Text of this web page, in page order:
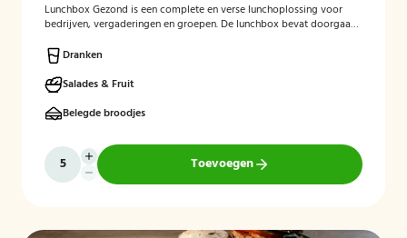
Lunchbox Gezond is een complete en verse lunchoplossing voor
bedrijven, vergaderingen en groepen. De lunchbox bevat doorgaans
fruit en andere gezonde producten, waarbij rekening kan worden
gehouden met dieetwensen en allergieën. De focus ligt op een
smaakvolle, voedzame en verzorgd gepresenteerde lunch die
eenvoudig op locatie wordt bezorgd.
Dranken
Salades & Fruit
Belegde broodjes
Toevoegen